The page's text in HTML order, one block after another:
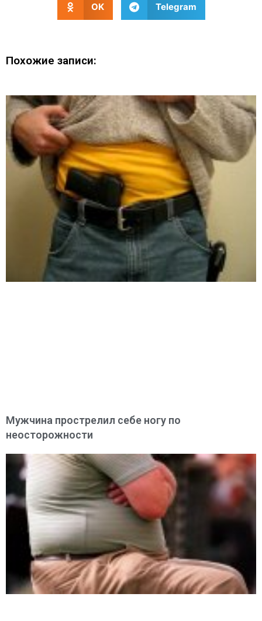
OK Telegram
Похожие записи:
Мужчина прострелил себе ногу по
неосторожности